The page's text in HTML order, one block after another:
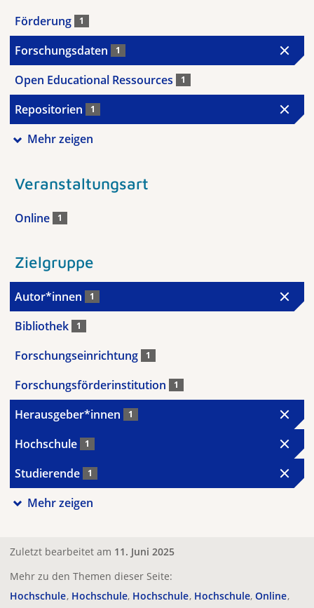
Förderung 1
Forschungsdaten 1
Open Educational Ressources 1
Repositorien 1
Mehr zeigen
Veranstaltungsart
Online 1
Zielgruppe
Autor*innen 1
Bibliothek 1
Forschungseinrichtung 1
Forschungsförderinstitution 1
Herausgeber*innen 1
Hochschule 1
Studierende 1
Mehr zeigen
Zuletzt bearbeitet am 11. Juni 2025
Mehr zu den Themen dieser Seite:
Hochschule Hochschule Hochschule Hochschule Online